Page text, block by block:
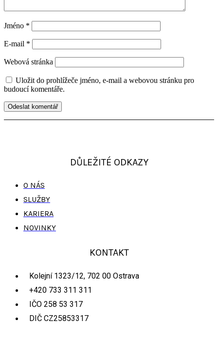
Jméno *
E-mail *
Webová stránka
Uložit do prohlížeče jméno, e-mail a webovou stránku pro
budoucí komentáře.
DŮLEŽITÉ ODKAZY
O NÁS
SLUŽBY
KARIERA
NOVINKY
KONTAKT
Kolejní 1323/12, 702 00 Ostrava
+420 733 311 311
IČO 258 53 317
DIČ CZ25853317